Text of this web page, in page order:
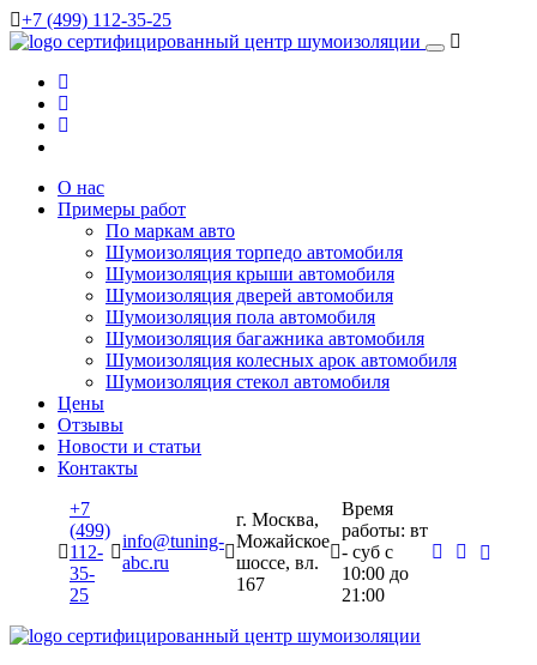
+7 (499) 112-35-25
сертифицированный центр шумоизоляции
О нас
Примеры работ
По маркам авто
Шумоизоляция торпедо автомобиля
Шумоизоляция крыши автомобиля
Шумоизоляция дверей автомобиля
Шумоизоляция пола автомобиля
Шумоизоляция багажника автомобиля
Шумоизоляция колесных арок автомобиля
Шумоизоляция стекол автомобиля
Цены
Отзывы
Новости и статьи
Контакты
+7
(499)
112-
35-
25
info@tuning-
abc.ru
г. Москва,
Можайское
шоссе, вл.
167
Время
работы: вт
- суб c
10:00 до
21:00
сертифицированный центр шумоизоляции